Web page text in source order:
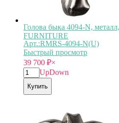
Голова быка 4094-N,
FURNITURE
Арт.:RMRS-4094-N(U)
Быстрый просмотр
39 700 ₽×
UpDown
Купить